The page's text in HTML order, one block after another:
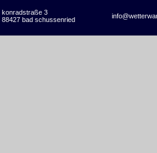
konradstraße 3
88427 bad schussenried